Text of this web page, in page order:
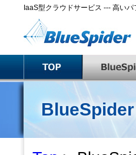
IaaS型クラウドサービス --- 高い